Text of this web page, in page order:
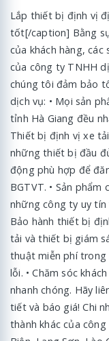
Lắp thiết bị định vị
tốt[/caption] Bằng
của khách hàng, các
của công ty TNHH
chúng tôi đảm bảo
dịch vụ: • Mọi sản
tỉnh Hà Giang đều
Thiết bị định vị xe
những thiết bị đầu
động phù hợp để
BGTVT. • Sản
những công ty uy tín
Bảo hành thiết bị
tải và thiết bị giám
thuật miễn phí trong
lỗi. • Chăm sóc
nhanh chóng. Hãy
tiết và báo giá! Chi
thành khác của